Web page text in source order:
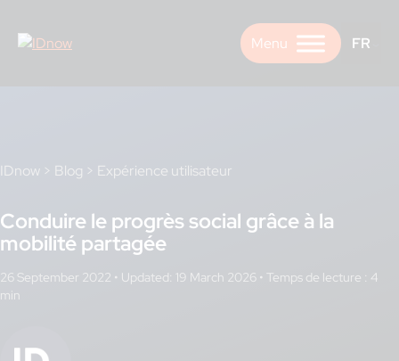
content
FR
IDnow > Blog > Expérience utilisateur
Conduire le progrès social grâce à la
mobilité partagée
26 September 2022 • Updated: 19 March 2026 •